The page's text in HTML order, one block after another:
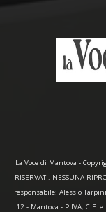
La Voce di Mantova -
RISERVATI. NESSUNA
responsabile: Alessio
12 - Mantova - P.IVA, C.F.